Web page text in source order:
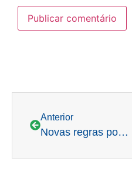
Anterior
Novas regras poderão afetar Cemig